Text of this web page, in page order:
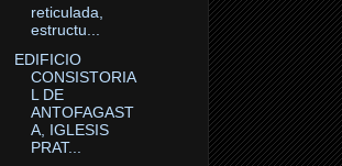
reticulada,
estructu...
EDIFICIO
CONSISTORIA
L DE
ANTOFAGAST
A, IGLESIS
PRAT...